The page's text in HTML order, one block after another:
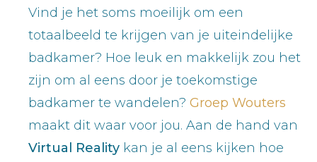
Vind je het soms moeilijk om een
totaalbeeld te krijgen van je uiteindelijke
badkamer? Hoe leuk en makkelijk zou het
zijn om al eens door je toekomstige
badkamer te wandelen? Groep Wouters
maakt dit waar voor jou. Aan de hand van
Virtual Reality kan je al eens kijken hoe